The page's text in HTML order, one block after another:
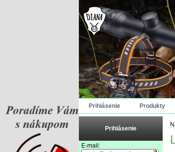
Prihlásenie Produkty
Prihlásenie
E-mail: